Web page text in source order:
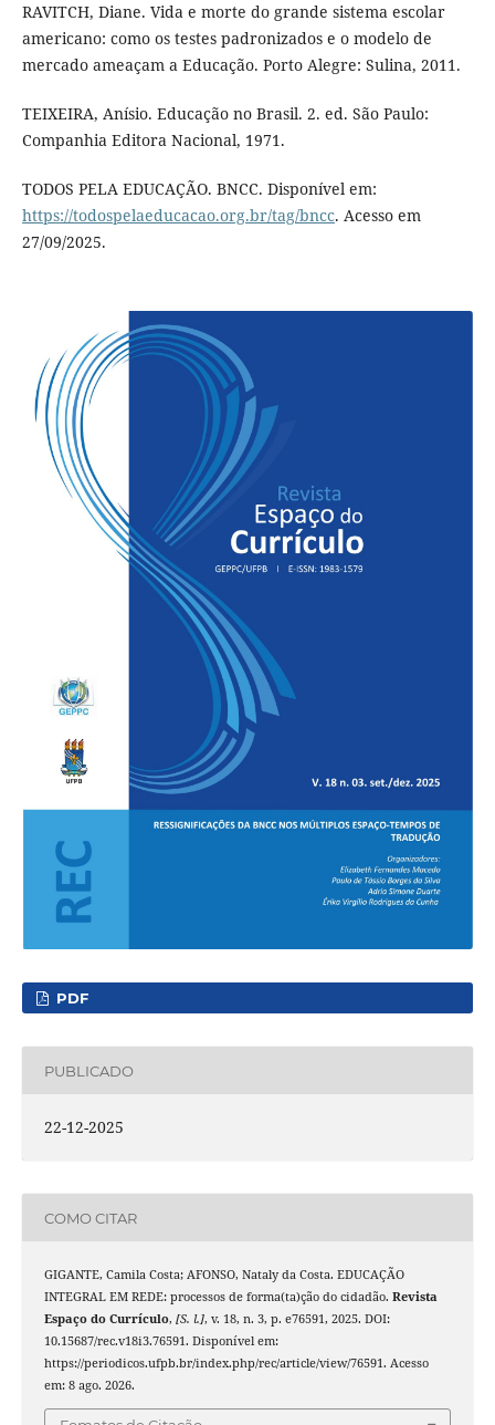
RAVITCH, Diane. Vida e morte do grande sistema escolar
americano: como os testes padronizados e o modelo de
mercado ameaçam a Educação. Porto Alegre: Sulina, 2011.
TEIXEIRA, Anísio. Educação no Brasil. 2. ed. São Paulo:
Companhia Editora Nacional, 1971.
TODOS PELA EDUCAÇÃO. BNCC. Disponível em:
https://todospelaeducacao.org.br/tag/bncc. Acesso em
27/09/2025.
PDF
PUBLICADO
22-12-2025
COMO CITAR
GIGANTE, Camila Costa; AFONSO, Nataly da Costa. EDUCAÇÃO
INTEGRAL EM REDE: processos de forma(ta)ção do cidadão. Revista
Espaço do Currículo, [S. l.], v. 18, n. 3, p. e76591, 2025. DOI:
10.15687/rec.v18i3.76591. Disponível em:
https://periodicos.ufpb.br/index.php/rec/article/view/76591. Acesso
em: 8 ago. 2026.